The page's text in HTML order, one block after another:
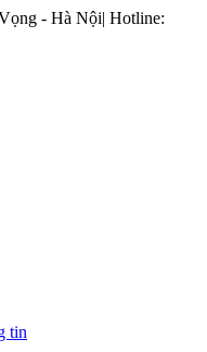
- Hà Nội| Hotline:
tin